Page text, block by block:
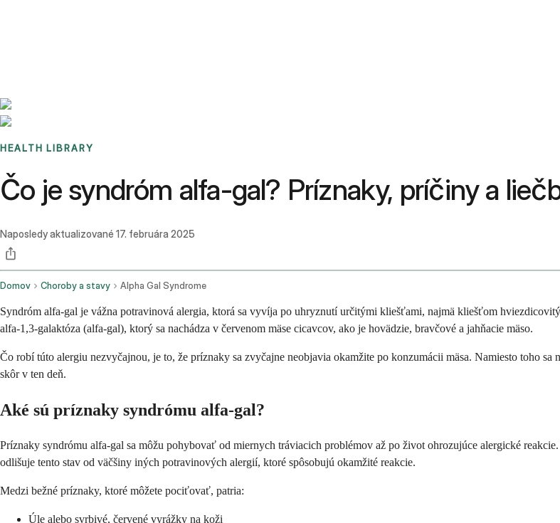
HEALTH LIBRARY
Čo je syndróm alfa-gal? Príznaky, príčiny a
Naposledy aktualizované 17. februára 2025
Domov Choroby a stavy Alpha Gal Syndrome
Syndróm alfa-gal je vážna potravinová alergia, ktorá sa vyvíja po uhryznutí určitými kliešťami, najmä kliešťom
alfa-1,3-galaktóza (alfa-gal), ktorý sa nachádza v červenom mäse cicavcov, ako je hovädzie, bravčové a jahňacie mäso.
Čo robí túto alergiu nezvyčajnou, je to, že príznaky sa zvyčajne neobjavia okamžite po konzumácii mäsa. Namiesto toho
skôr v ten deň.
Aké sú príznaky syndrómu alfa-gal?
Príznaky syndrómu alfa-gal sa môžu pohybovať od miernych tráviacich problémov až po život ohrozujúce alergické
odlišuje tento stav od väčšiny iných potravinových alergií, ktoré spôsobujú okamžité reakcie.
Medzi bežné príznaky, ktoré môžete pociťovať, patria:
Úle alebo svrbivé, červené vyrážky na koži